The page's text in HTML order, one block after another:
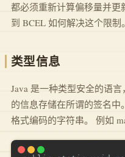
都必须重新计算偏移量并更
到 BCEL 如何解决这个限制。
类型信息
Java 是一种类型安全的语
的信息存储在所谓的签名
格式编码的字符串。 例如